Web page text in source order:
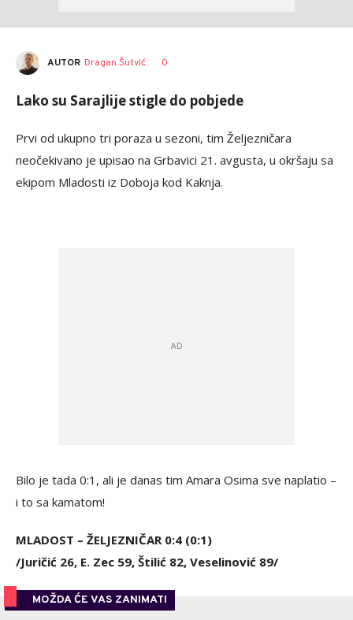
AUTOR Dragan Šutvić 0
Lako su Sarajlije stigle do pobjede
Prvi od ukupno tri poraza u sezoni, tim Željezničara
neočekivano je upisao na Grbavici 21. avgusta, u okršaju sa
ekipom Mladosti iz Doboja kod Kaknja.
Bilo je tada 0:1, ali je danas tim Amara Osima sve naplatio –
i to sa kamatom!
MLADOST – ŽELJEZNIČAR 0:4 (0:1)
/Juričić 26, E. Zec 59, Štilić 82, Veselinović 89/
MOŽDA ĆE VAS ZANIMATI